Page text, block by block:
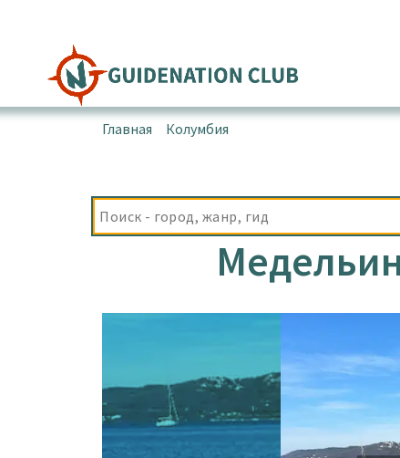
содержимому
Главная Колумбия